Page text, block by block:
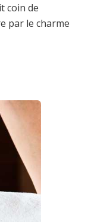
coin de
par le charme